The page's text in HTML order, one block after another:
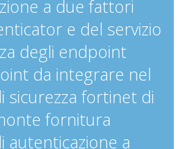
a due fattori
e del servizio
degli endpoint
da integrare nel
sicurezza fortinet di
fornitura
autenticazione a